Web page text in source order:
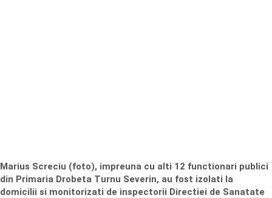
Marius Screciu (foto), impreuna cu alti 12 functionari publici
din Primaria Drobeta Turnu Severin, au fost izolati la
domicilii si monitorizati de inspectorii Directiei de Sanatate